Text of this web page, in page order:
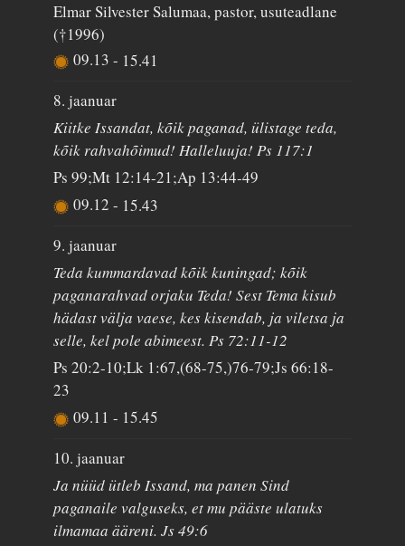
Elmar Silvester Salumaa, pastor, usuteadlane
(†1996)
09.13- 15.41
8. jaanuar
Kiitke Issandat, kõik paganad, ülistage teda,
kõik rahvahõimud! Halleluuja! Ps 117:1
Ps 99;Mt 12:14-21;Ap 13:44-49
09.12- 15.43
9. jaanuar
Teda kummardavad kõik kuningad; kõik
paganarahvad orjaku Teda! Sest Tema kisub
hädast välja vaese, kes kisendab, ja viletsa ja
selle, kel pole abimeest. Ps 72:11-12
Ps 20:2-10;Lk 1:67,(68-75,)76-79;Js 66:18-
23
09.11- 15.45
10. jaanuar
Ja nüüd ütleb Issand, ma panen Sind
paganaile valguseks, et mu pääste ulatuks
ilmamaa ääreni. Js 49:6